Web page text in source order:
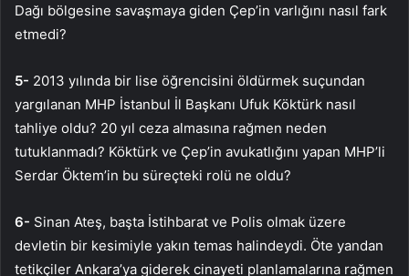
Dağı bölgesine savaşmaya giden Çep’in varlığını nasıl fark
etmedi?
5- 2013 yılında bir lise öğrencisini öldürmek suçundan
yargılanan MHP İstanbul İl Başkanı Ufuk Köktürk nasıl
tahliye oldu? 20 yıl ceza almasına rağmen neden
tutuklanmadı? Köktürk ve Çep’in avukatlığını yapan MHP’li
Serdar Öktem’in bu süreçteki rolü ne oldu?
6- Sinan Ateş, başta İstihbarat ve Polis olmak üzere
devletin bir kesimiyle yakın temas halindeydi. Öte yandan
tetikçiler Ankara’ya giderek cinayeti planlamalarına rağmen